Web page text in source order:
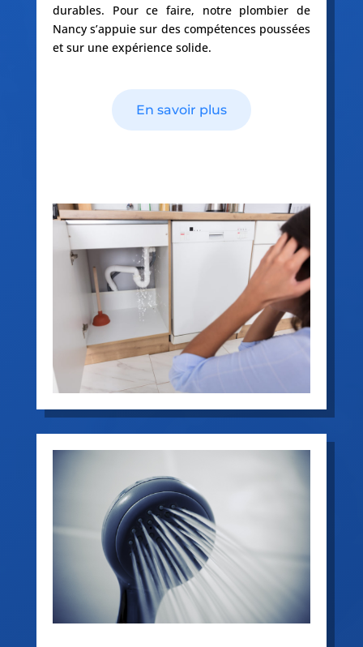
durables. Pour ce faire, notre plombier de
Nancy s’appuie sur des compétences poussées
et sur une expérience solide.
En savoir plus